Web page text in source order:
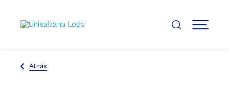
contenido
principal
MENÚ
Atrás